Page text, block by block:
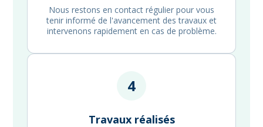
Nous restons en contact régulier pour vous
tenir informé de l'avancement des travaux et
intervenons rapidement en cas de problème.
4
Travaux réalisés